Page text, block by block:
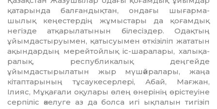
қатарында балғандықтан, ондағы шығарма­
шылық кеңестердің жұмыстары да қоғамдық
негізде атқарыла­ты­нын білесіздер. Одақтың
ұйым­дас­тыруымен, қатысуымен өт­кізі­ліп жататын
ақындардың мерейтойлық іс-шаралары, халы­қа­
ралық, республикалық дең­гейде
ұйымдастырылатын жыр мүшәйралары, жаңа
кітап­тарының тұсаукесерлері, Абай, Мағжан,
Ілияс, Мұқағали оқу­лары өлең өнерінің өрістеуіне
серпіліс әкелуге аз да болса игі ықпа­лын тигізіп